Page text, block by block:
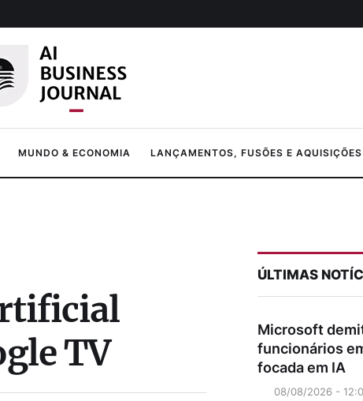
MUNDO & ECONOMIA LANÇAMENTOS, FUSÕES E AQUISIÇÕES
TV
ÚLTIMAS
Microsoft
funcionários
focada em IA
08/08/2026 -